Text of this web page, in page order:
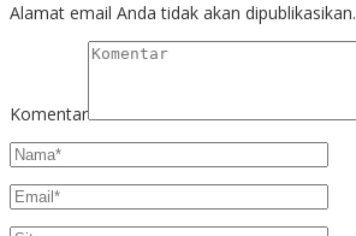
Alamat email Anda tidak akan dipublikasikan.
Komentar